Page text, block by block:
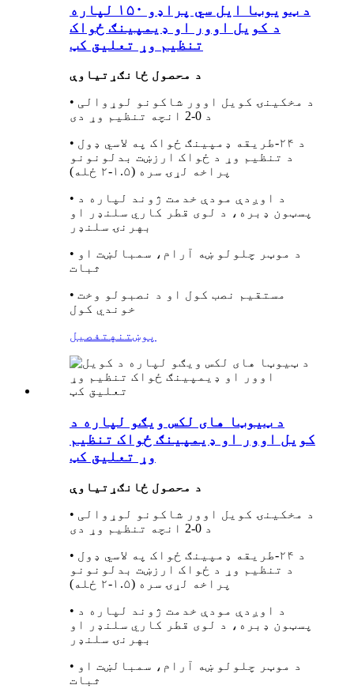
د ټویوټا ایل سي پراډو ۱۵۰ لپاره
د کویل اوور او ډیمپینګ ځواک
تنظیم وړ تعلیق کټ
د محصول ځانګړتیاوې
• د مخکینۍ کویل اوور شاکونو لوړوالی
د 0-2 انچه تنظیم وړ دی
• د ۲۴-طریقه ډمپینګ ځواک په لاسي ډول
د تنظیم وړ د ځواک ارزښت بدلونونو
پراخه لړۍ سره (۱.۵-۲ ځله)
• د اوږدې مودې خدمت ژوند لپاره د
پسټون ډبره، د لوی قطر کاري سلنډر او
بهرنۍ سلنډر
• د موټر چلولو ښه آرام، سمبالښت او
ثبات
• مستقیم نصب کول او د نصبولو وخت
خوندي کول
پوښتنهتفصیل
د ټیوټا های لکس ویګو لپاره د
کویل اوور او ډیمپینګ ځواک تنظیم
وړ تعلیق کټ
د محصول ځانګړتیاوې
• د مخکینۍ کویل اوور شاکونو لوړوالی
د 0-2 انچه تنظیم وړ دی
• د ۲۴-طریقه ډمپینګ ځواک په لاسي ډول
د تنظیم وړ د ځواک ارزښت بدلونونو
پراخه لړۍ سره (۱.۵-۲ ځله)
• د اوږدې مودې خدمت ژوند لپاره د
پسټون ډبره، د لوی قطر کاري سلنډر او
بهرنۍ سلنډر
• د موټر چلولو ښه آرام، سمبالښت او
ثبات